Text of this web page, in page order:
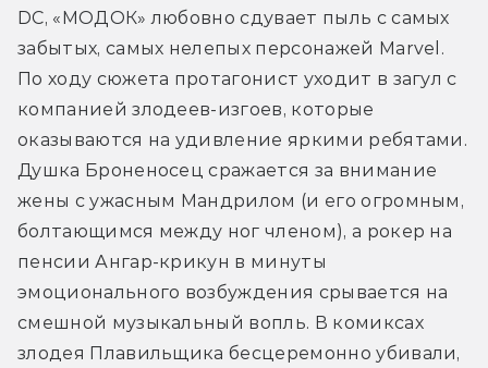
DC, «МОДОК» любовно сдувает пыль с самых
забытых, самых нелепых персонажей Marvel.
По ходу сюжета протагонист уходит в загул с
компанией злодеев-изгоев, которые
оказываются на удивление яркими ребятами.
Душка Броненосец сражается за внимание
жены с ужасным Мандрилом (и его огромным,
болтающимся между ног членом), а рокер на
пенсии Ангар-крикун в минуты
эмоционального возбуждения срывается на
смешной музыкальный вопль. В комиксах
злодея Плавильщика бесцеремонно убивали,